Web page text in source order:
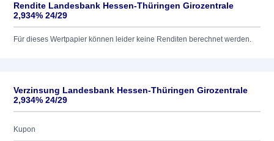
Rendite Landesbank Hessen-Thüringen Girozentrale
2,934% 24/29
Für dieses Wertpapier können leider keine Renditen berechnet werden.
Verzinsung Landesbank Hessen-Thüringen Girozentrale
2,934% 24/29
Kupon